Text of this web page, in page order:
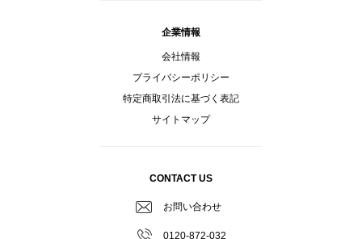
企業情報
会社情報
プライバシーポリシー
特定商取引法に基づく表記
サイトマップ
CONTACT US
お問い合わせ
0120-872-032